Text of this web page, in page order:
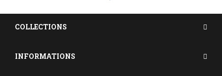
COLLECTIONS
INFORMATIONS